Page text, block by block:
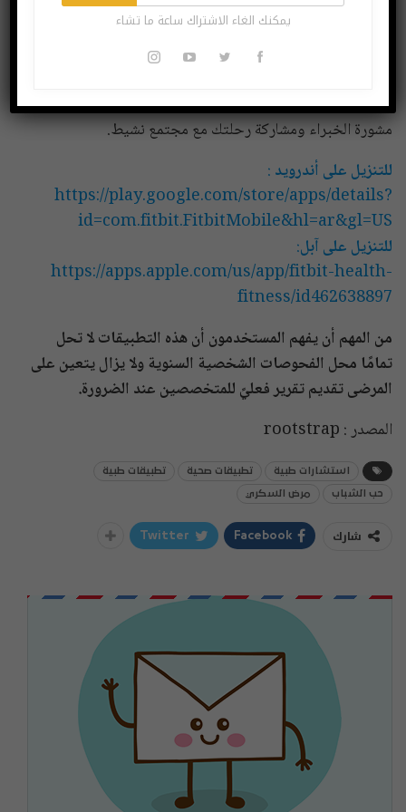
استخدم تطبيق Fitbit لتتبع يومك وتقدمك بمرور الوقت،
سيوفر لك التدريبات وبرامج التغذية ومسارات التأمل وأدوات
تحديات النشاط، وقراءة المقالات التعليمية، والحصول على
مشورة الخبراء ومشاركة رحلتك مع مجتمع نشيط.
للتنزيل على أندرويد :
https://play.google.com/store/apps/details?
id=com.fitbit.FitbitMobile&hl=ar&gl=US
للتنزيل على آبل:
https://apps.apple.com/us/app/fitbit-health-
fitness/id462638897
من المهم أن يفهم المستخدمون أن هذه التطبيقات لا تحل
تمامًا محل الفحوصات الشخصية السنوية ولا يزال يتعين على
المرضى تقديم تقرير فعليً للمتخصصين عند الضرورة.
المصدر : rootstrap
استشارات طبية تطبيقات صحية تطبيقات طبية
حب الشباب مرض السكري
شارك Facebook
Twitter
يمكنك الغاء الاشتراك ساعة ما تشاء